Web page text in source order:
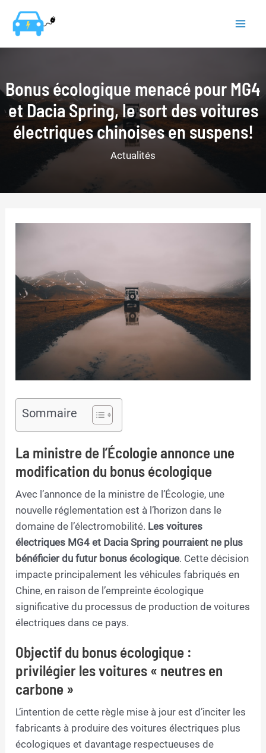
contenu
Bonus écologique menacé pour MG4
et Dacia Spring, le sort des voitures
électriques chinoises en suspens!
Actualités
Sommaire
La ministre de l’Écologie annonce une
modification du bonus écologique
Avec l’annonce de la ministre de l’Écologie, une
nouvelle réglementation est à l’horizon dans le
domaine de l’électromobilité. Les voitures
électriques MG4 et Dacia Spring pourraient ne plus
bénéficier du futur bonus écologique. Cette décision
impacte principalement les véhicules fabriqués en
Chine, en raison de l’empreinte écologique
significative du processus de production de voitures
électriques dans ce pays.
Objectif du bonus écologique :
privilégier les voitures « neutres en
carbone »
L’intention de cette règle mise à jour est d’inciter les
fabricants à produire des voitures électriques plus
écologiques et davantage respectueuses de